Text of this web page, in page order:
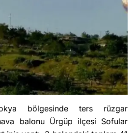
bölgesinde ters rüzgar
balonu Ürgüp ilçesi Sofular